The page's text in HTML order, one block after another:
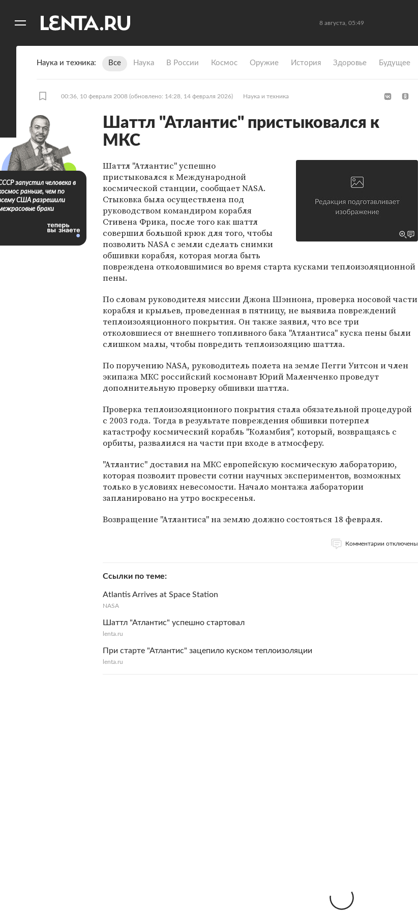
8 августа, 05:49
Наука и техника Все Наука В России Космос Оружие История Здоровье Будущее
00:36, 10 февраля 2008 (обновлено: 14:28, 14 февраля 2026) Наука и техника
Шаттл "Атлантис" пристыковался к
МКС
Шаттл "Атлантис" успешно
пристыковался к Международной
космической станции, сообщает NASA.
Стыковка была осуществлена под
руководством командиром корабля
Стивена Фрика, после того как шаттл
совершил большой крюк для того, чтобы
позволить NASA с земли сделать снимки
обшивки корабля, которая могла быть
повреждена отколовшимися во время старта кусками теплоизоляционной
пены.
По словам руководителя миссии Джона Шэннона, проверка носовой части
корабля и крыльев, проведенная в пятницу, не выявила повреждений
теплоизоляционного покрытия. Он также заявил, что все три
отколовшиеся от внешнего топливного бака "Атлантиса" куска пены были
слишком малы, чтобы повредить теплоизоляцию шаттла.
По поручению NASA, руководитель полета на земле Пегги Уитсон и член
экипажа МКС российский космонавт Юрий Маленченко проведут
дополнительную проверку обшивки шаттла.
Проверка теплоизоляционного покрытия стала обязательной процедурой
с 2003 года. Тогда в результате повреждения обшивки потерпел
катастрофу космический корабль "Коламбия", который, возвращаясь с
орбиты, развалился на части при входе в атмосферу.
"Атлантис" доставил на МКС европейскую космическую лабораторию,
которая позволит провести сотни научных экспериментов, возможных
только в условиях невесомости. Начало монтажа лаборатории
запланировано на утро воскресенья.
Возвращение "Атлантиса" на землю должно состояться 18 февраля.
Комментарии отключены
Ссылки по теме
Atlantis Arrives at Space Station
NASA
Шаттл "Атлантис" успешно стартовал
lenta.ru
При старте "Атлантис" зацепило куском теплоизоляции
lenta.ru
запустил человека в
раньше, чем по
США разрешили
браки